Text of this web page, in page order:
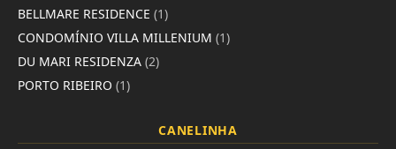
BELLMARE RESIDENCE (1)
CONDOMÍNIO VILLA MILLENIUM (1)
DU MARI RESIDENZA (2)
PORTO RIBEIRO (1)
CANELINHA